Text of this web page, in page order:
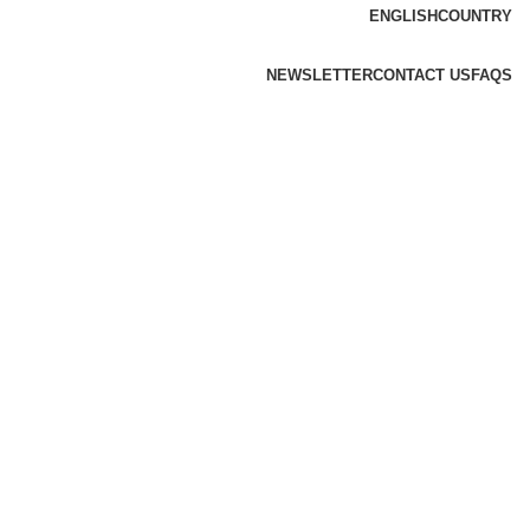
ENGLISHCOUNTRY
NEWSLETTERCONTACT US FAQS